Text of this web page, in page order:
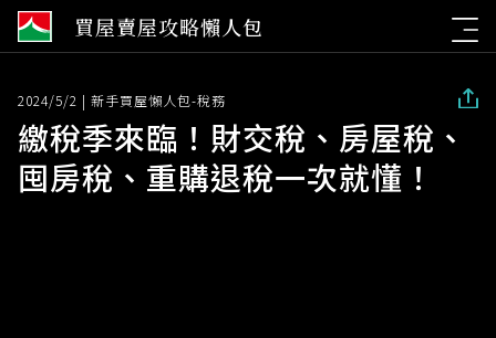
房
買屋賣屋攻略懶人包
2024/5/2 | 新手買屋懶人包-稅務
繳稅季來臨！財交稅、房屋稅、
囤房稅、重購退稅一次就懂！